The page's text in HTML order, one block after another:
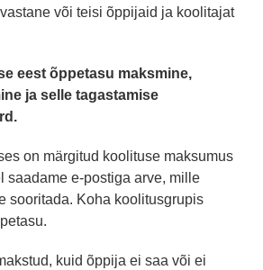
või teisi õppijaid ja koolitajat
eest õppetasu maksmine,
ja selle tagastamise
on märgitud koolituse maksumus
saadame e-postiga arve, mille
sooritada. Koha koolitusgrupis
kuid õppija ei saa või ei